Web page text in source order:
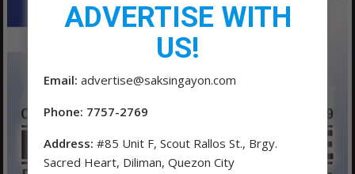
ADVERTISE WITH
US!
Email: advertise@saksingayon.com
Phone: 7757-2769
Address: #85 Unit F, Scout Rallos St., Brgy.
Sacred Heart, Diliman, Quezon City